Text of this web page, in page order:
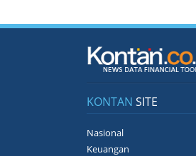
KONTAN SITE
Nasional
Keuangan